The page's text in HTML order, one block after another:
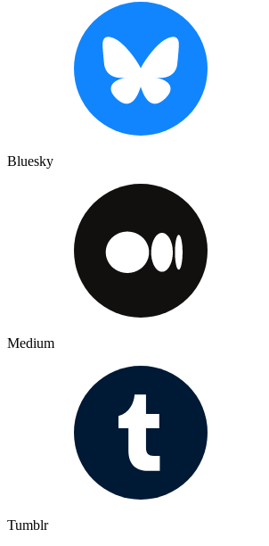
Bluesky
Medium
Tumblr